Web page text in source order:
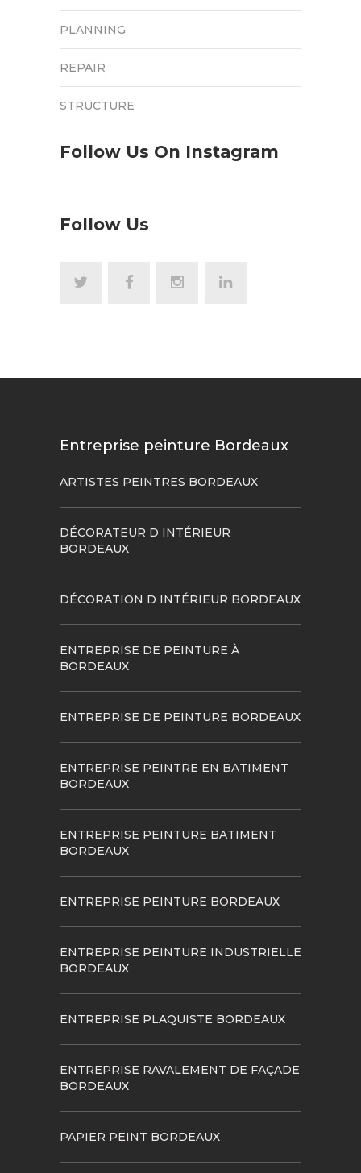
PLANNING
REPAIR
STRUCTURE
Follow Us On Instagram
Follow Us
Entreprise peinture Bordeaux
ARTISTES PEINTRES BORDEAUX
DÉCORATEUR D INTÉRIEUR
BORDEAUX
DÉCORATION D INTÉRIEUR BORDEAUX
ENTREPRISE DE PEINTURE À
BORDEAUX
ENTREPRISE DE PEINTURE BORDEAUX
ENTREPRISE PEINTRE EN BATIMENT
BORDEAUX
ENTREPRISE PEINTURE BATIMENT
BORDEAUX
ENTREPRISE PEINTURE BORDEAUX
ENTREPRISE PEINTURE INDUSTRIELLE
BORDEAUX
ENTREPRISE PLAQUISTE BORDEAUX
ENTREPRISE RAVALEMENT DE FAÇADE
BORDEAUX
PAPIER PEINT BORDEAUX